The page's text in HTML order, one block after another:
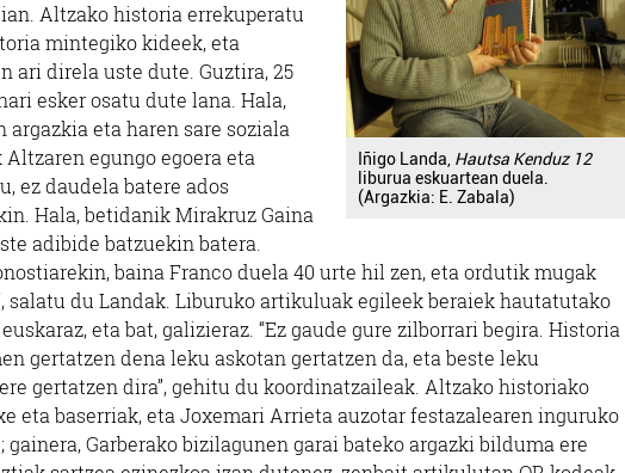
Iñigo Landa, Hautsa Kenduz 12
liburua eskuartean duela.
(Argazkia: E. Zabala)
Altzako historia errekuperatu
mintegiko kideek, eta
ari direla uste dute. Guztira, 25
esker osatu dute lana. Hala,
eta haren sare soziala
egungo egoera eta
ez daudela batere ados
Hala, betidanik Mirakruz Gaina
adibide batzuekin batera.
baina Franco duela 40 urte hil zen, eta ordutik mugak
du Landak. Liburuko artikuluak egileek beraiek hautatutako
eta bat, galizieraz. “Ez gaude gure zilborrari begira. Historia
gertatzen dena leku askotan gertatzen da, eta beste leku
gertatzen dira”, gehitu du koordinatzaileak. Altzako historiako
eta baserriak, eta Joxemari Arrieta auzotar festazalearen inguruko
Garberako bizilagunen garai bateko argazki bilduma ere